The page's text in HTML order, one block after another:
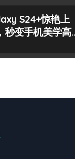
S24+惊艳上
秒变手机美学高